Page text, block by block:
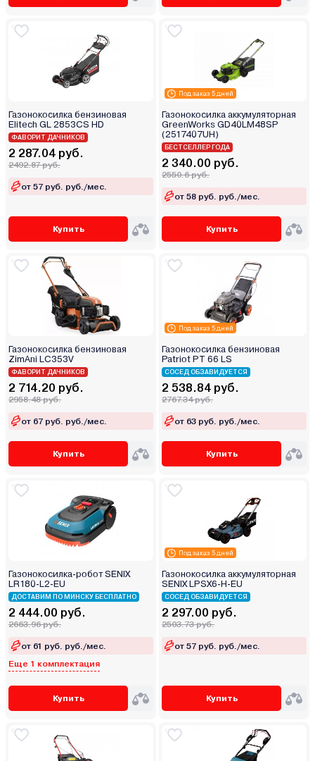
Газонокосилка бензиновая
Elitech GL 2853CS HD
ФАВОРИТ ДАЧНИКОВ
2 287.04 руб.
2492.87 руб.
от 57 руб. руб./мес.
Купить
Под заказ 5 дней
Газонокосилка аккумуляторная
GreenWorks GD40LM48SP
(2517407UH)
БЕСТСЕЛЛЕР ГОДА
2 340.00 руб.
2550.6 руб.
от 58 руб. руб./мес.
Купить
Газонокосилка бензиновая
ZimAni LC353V
ФАВОРИТ ДАЧНИКОВ
2 714.20 руб.
2958.48 руб.
от 67 руб. руб./мес.
Купить
Под заказ 5 дней
Газонокосилка бензиновая
Patriot PT 66 LS
СОСЕД ОБЗАВИДУЕТСЯ
2 538.84 руб.
2767.34 руб.
от 63 руб. руб./мес.
Купить
Газонокосилка-робот SENIX
LR180-L2-EU
ДОСТАВИМ ПО МИНСКУ БЕСПЛАТНО
2 444.00 руб.
2663.96 руб.
от 61 руб. руб./мес.
Еще 1 комплектация
Купить
Под заказ 5 дней
Газонокосилка аккумуляторная
SENIX LPSX6-H-EU
СОСЕД ОБЗАВИДУЕТСЯ
2 297.00 руб.
2503.73 руб.
от 57 руб. руб./мес.
Купить